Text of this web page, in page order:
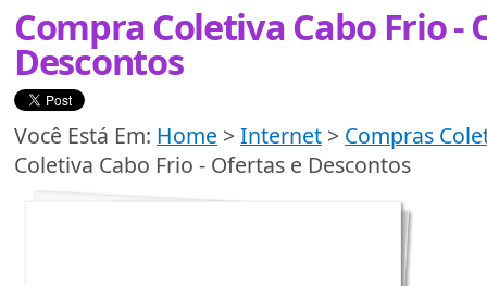
Compra Coletiva Cabo Frio -
Descontos
Você Está Em: Home >Internet > Compras
Coletiva Cabo Frio - Ofertas e Descontos